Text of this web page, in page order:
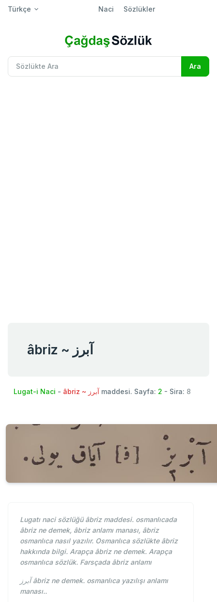
Türkçe Naci Sözlükler
âbriz ~ آبرز
Lugat-i Naci - âbriz ~ آبرز maddesi. Sayfa: 2 - Sira: 8
Lugatı naci sözlüğü âbriz maddesi. osmanlıcada
âbriz ne demek, âbriz anlamı manası, âbriz
osmanlıca nasıl yazılır. Osmanlıca sözlükte âbriz
hakkında bilgi. Arapça âbriz ne demek. Arapça
osmanlıca sözlük. Farsçada âbriz anlamı
آبرز âbriz ne demek. osmanlıca yazılışı anlamı
manası..